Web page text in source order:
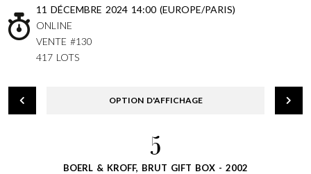
11 DÉCEMBRE 2024 14:00 (EUROPE/PARIS)
ONLINE
VENTE #130
417 LOTS
OPTION D'AFFICHAGE
5
BOERL & KROFF, BRUT GIFT BOX - 2002